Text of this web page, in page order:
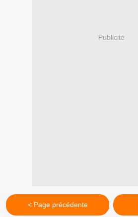
Publicité
< Page précédente